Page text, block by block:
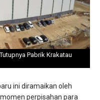
Pabrik Krakatau
ini diramaikan oleh
perpisahan para